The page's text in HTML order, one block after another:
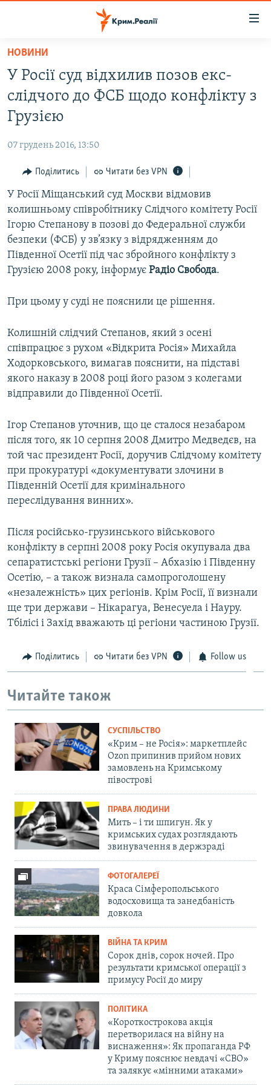
Перейти
основного
матеріалу
Перейти
до
основної
навігації
Перейти
пошуку
ВОДА.КРИМ
ВІДЕО ТА ФОТО
БЛОГИ
ПОГЛЯД
ІНТЕРВ'Ю
ВСЕ ЗА ДЕНЬ
СПЕЦПРОЕКТИ
ДЕПОРТАЦІЯ
СВІДЧЕННЯ ОКУПАЦІЇ
ІНФОГРАФІКА
ЯК ОБІЙТИ БЛОКУВАННЯ
ДОЛУЧАЙСЯ!
НОВИНИ
У Росії суд відхилив позов екс-
слідчого до ФСБ щодо конфлікту з
Грузією
07 грудень 2016, 13:50
Поділитись Читати без VPN
У Росії Міщанський суд Москви відмовив
колишньому співробітнику Слідчого комітету Росії
Ігорю Степанову в позові до Федеральної служби
безпеки (ФСБ) у зв’язку з відрядженням до
Південної Осетії під час збройного конфлікту з
Грузією 2008 року, інформує Радіо Свобода.
При цьому у суді не пояснили це рішення.
Колишній слідчий Степанов, який з осені
співпрацює з рухом «Відкрита Росія» Михайла
Ходорковського, вимагав пояснити, на підставі
якого наказу в 2008 році його разом з колегами
відправили до Південної Осетії.
Ігор Степанов уточнив, що це сталося незабаром
після того, як 10 серпня 2008 Дмитро Медведєв, на
той час президент Росії, доручив Слідчому комітету
при прокуратурі «документувати злочини в
Південній Осетії для кримінального
переслідування винних».
Після російсько-грузинського військового
конфлікту в серпні 2008 року Росія окупувала два
сепаратистські регіони Грузії – Абхазію і Південну
Осетію, – а також визнала самопроголошену
«незалежність» цих регіонів. Крім Росії, її визнали
ще три держави – Нікарагуа, Венесуела і Науру.
Тбілісі і Захід вважають ці регіони частиною Грузії.
Поділитись Читати без VPN Follow us
Читайте також
СУСПІЛЬСТВО
«Крим – не Росія»: маркетплейс
Ozon припинив прийом нових
замовлень на Кримському
півострові
ПРАВА ЛЮДИНИ
Мить – і ти шпигун. Як у
кримських судах розглядають
звинувачення в держзраді
ФОТОГАЛЕРЕЇ
Краса Сімферопольського
водосховища та занедбаність
довкола
ВІЙНА ТА КРИМ
Сорок днів, сорок ночей. Про
результати кримської операції з
примусу Росії до миру
ПОЛІТИКА
«Короткострокова акція
перетворилася на війну на
виснаження»: Як пропаганда РФ
у Криму пояснює невдачі «СВО»
та залякує «мінними атаками»